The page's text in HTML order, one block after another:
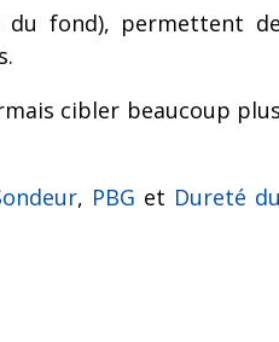
du fond), permettent de
cibler beaucoup plus
, PBG et Dureté du